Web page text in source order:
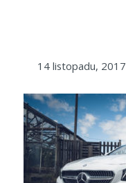
14 listopadu, 2017